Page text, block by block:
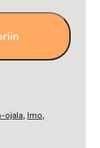
ojala, lmo,